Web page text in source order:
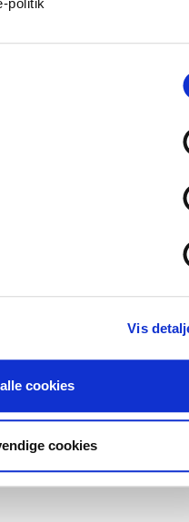
politik
Vis
cookies
cookies
Log ind